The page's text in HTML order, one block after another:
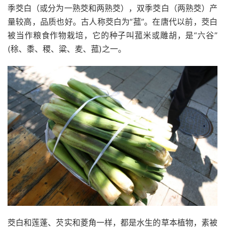
季茭白（或分为一熟茭和两熟茭），双季茭白（两熟茭）产
量较高，品质也好。古人称茭白为“菰”。在唐代以前，茭白
被当作粮食作物栽培，它的种子叫菰米或雕胡，是“六谷”
(稌、黍、稷、粱、麦、菰)之一。
茭白和莲蓬、芡实和菱角一样，都是水生的草本植物，素被